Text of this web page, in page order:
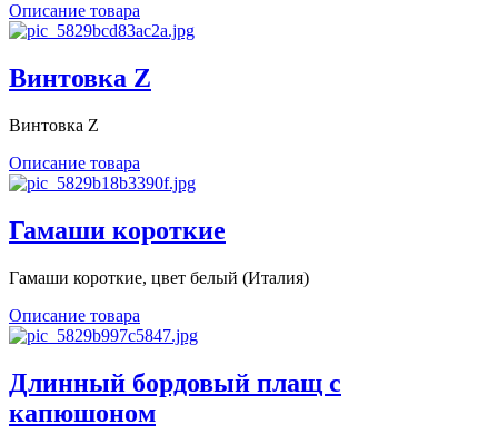
Описание товара
Винтовка Z
Винтовка Z
Описание товара
Гамаши короткие
Гамаши короткие, цвет белый (Италия)
Описание товара
Длинный бордовый плащ с
капюшоном